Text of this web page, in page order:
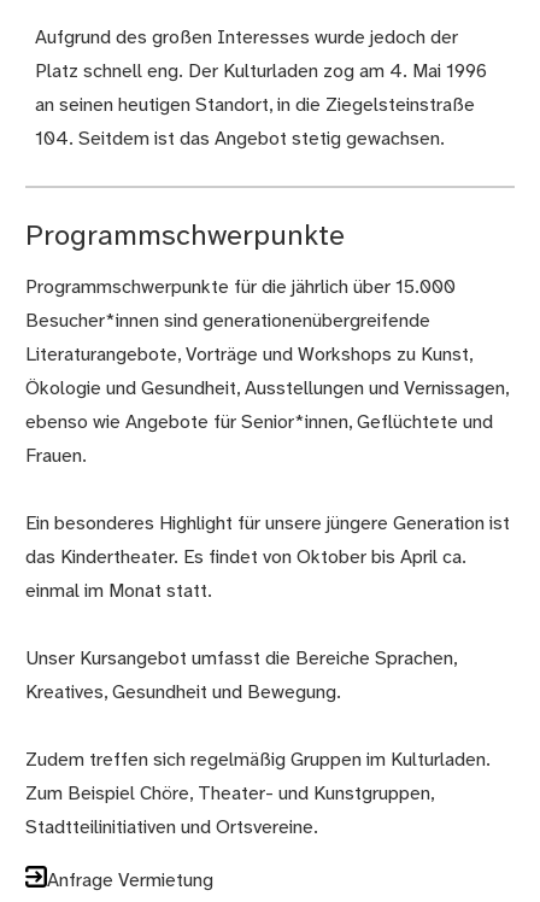
Aufgrund des großen Interesses wurde jedoch der
Platz schnell eng. Der Kulturladen zog am 4. Mai 1996
an seinen heutigen Standort, in die Ziegelsteinstraße
104. Seitdem ist das Angebot stetig gewachsen.
Programmschwerpunkte
Programmschwerpunkte für die jährlich über 15.000
Besucher*innen sind generationenübergreifende
Literaturangebote, Vorträge und Workshops zu Kunst,
Ökologie und Gesundheit, Ausstellungen und Vernissagen,
ebenso wie Angebote für Senior*innen, Geflüchtete und
Frauen.
Ein besonderes Highlight für unsere jüngere Generation ist
das Kindertheater. Es findet von Oktober bis April ca.
einmal im Monat statt.
Unser Kursangebot umfasst die Bereiche Sprachen,
Kreatives, Gesundheit und Bewegung.
Zudem treffen sich regelmäßig Gruppen im Kulturladen.
Zum Beispiel Chöre, Theater- und Kunstgruppen,
Stadtteilinitiativen und Ortsvereine.
Anfrage Vermietung